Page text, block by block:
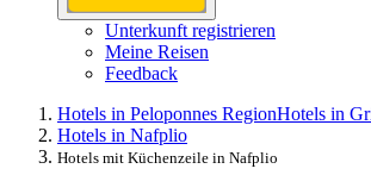
Unterkunft registrieren
Meine Reisen
Feedback
Hotels in Peloponnes RegionHotels in
Hotels in Nafplio
Hotels mit Küchenzeile in Nafplio